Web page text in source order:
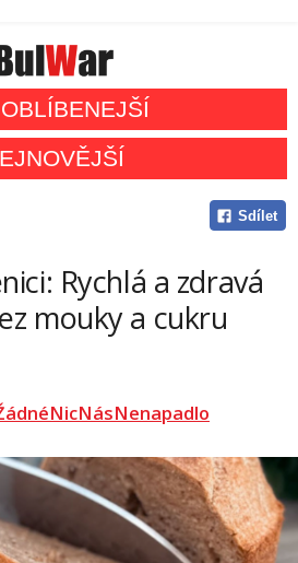
Sdílet
Rychlá a zdravá
mouky a cukru